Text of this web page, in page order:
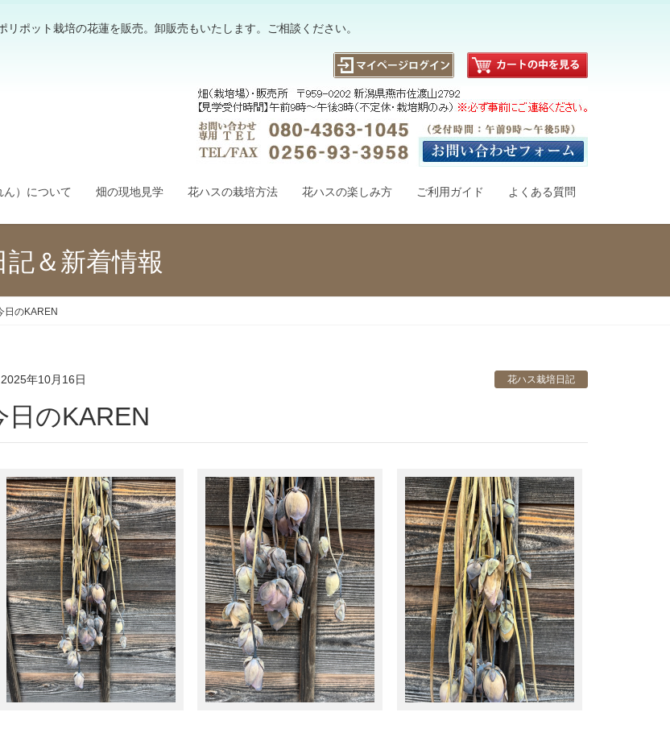
ポット栽培の花蓮を販売。卸販売もいたします。ご相談ください。
ん）について 畑の現地見学 花ハスの栽培方法 花ハスの楽しみ方 ご利用ガイド よくある質問
＆新着情報
日のKAREN
2025年10月16日 花ハス栽培日記
今日のKAREN